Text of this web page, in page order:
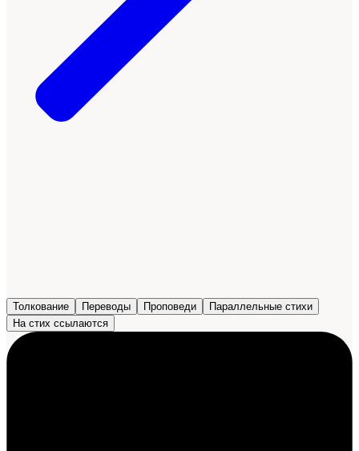
Толкование Переводы Проповеди
Параллельные стихи
На стих ссылаются